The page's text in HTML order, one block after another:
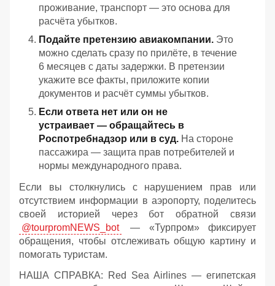
проживание, транспорт — это основа для
расчёта убытков.
Подайте претензию авиакомпании. Это
можно сделать сразу по прилёте, в течение
6 месяцев с даты задержки. В претензии
укажите все факты, приложите копии
документов и расчёт суммы убытков.
Если ответа нет или он не
устраивает — обращайтесь в
Роспотребнадзор или в суд. На стороне
пассажира — защита прав потребителей и
нормы международного права.
Если вы столкнулись с нарушением прав или
отсутствием информации в аэропорту, поделитесь
своей историей через бот обратной связи
@tourpromNEWS_bot
— «Турпром» фиксирует
обращения, чтобы отслеживать общую картину и
помогать туристам.
НАША СПРАВКА: Red Sea Airlines — египетская